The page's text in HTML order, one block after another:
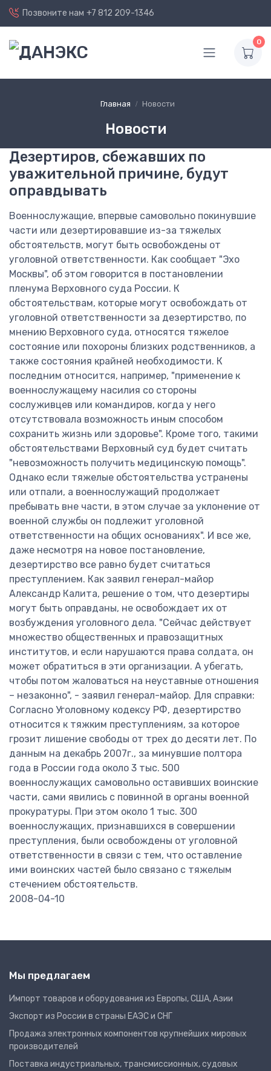
Позвоните нам +7 812 209-1346
0
Главная Новости
Новости
Дезертиров, сбежавших по
уважительной причине, будут
оправдывать
Военнослужащие, впервые самовольно покинувшие
части или дезертировавшие из-за тяжелых
обстоятельств, могут быть освобождены от
уголовной ответственности. Как сообщает "Эхо
Москвы", об этом говорится в постановлении
пленума Верховного суда России. К
обстоятельствам, которые могут освобождать от
уголовной ответственности за дезертирство, по
мнению Верховного суда, относятся тяжелое
состояние или похороны близких родственников, а
также состояния крайней необходимости. К
последним относится, например, "применение к
военнослужащему насилия со стороны
сослуживцев или командиров, когда у него
отсутствовала возможность иным способом
сохранить жизнь или здоровье". Кроме того, такими
обстоятельствами Верховный суд будет считать
"невозможность получить медицинскую помощь".
Однако если тяжелые обстоятельства устранены
или отпали, а военнослужащий продолжает
пребывать вне части, в этом случае за уклонение от
военной службы он подлежит уголовной
ответственности на общих основаниях". И все же,
даже несмотря на новое постановление,
дезертирство все равно будет считаться
преступлением. Как заявил генерал-майор
Александр Калита, решение о том, что дезертиры
могут быть оправданы, не освобождает их от
возбуждения уголовного дела. "Сейчас действует
множество общественных и правозащитных
институтов, и если нарушаются права солдата, он
может обратиться в эти организации. А убегать,
чтобы потом жаловаться на неуставные отношения
– незаконно", - заявил генерал-майор. Для справки:
Согласно Уголовному кодексу РФ, дезертирство
относится к тяжким преступлениям, за которое
грозит лишение свободы от трех до десяти лет. По
данным на декабрь 2007г., за минувшие полтора
года в России года около 3 тыс. 500
военнослужащих самовольно оставивших воинские
части, сами явились с повинной в органы военной
прокуратуры. При этом около 1 тыс. 300
военнослужащих, признавшихся в совершении
преступления, были освобождены от уголовной
ответственности в связи с тем, что оставление
ими воинских частей было связано с тяжелым
стечением обстоятельств.
2008-04-10
Мы предлагаем
Импорт товаров и оборудования из Европы, США, Азии
Экспорт из России в страны ЕАЭС и СНГ
Продажа электронных компонентов крупнейших мировых
производителей
Поставка индустриальных, трансмиссионных, судовых